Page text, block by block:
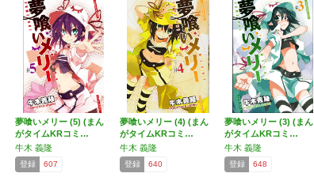
夢喰いメリー (5) (まん
がタイムKRコミ…
牛木 義隆
登録 607
夢喰いメリー (4) (まん
がタイムKRコミ…
牛木 義隆
登録 640
夢喰いメリー (3) (まん
がタイムKRコミ…
牛木 義隆
登録 648